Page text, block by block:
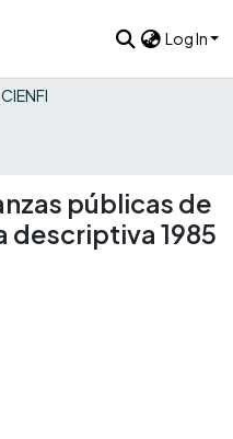
Log In
CIENFI
públicas de
descriptiva 1985